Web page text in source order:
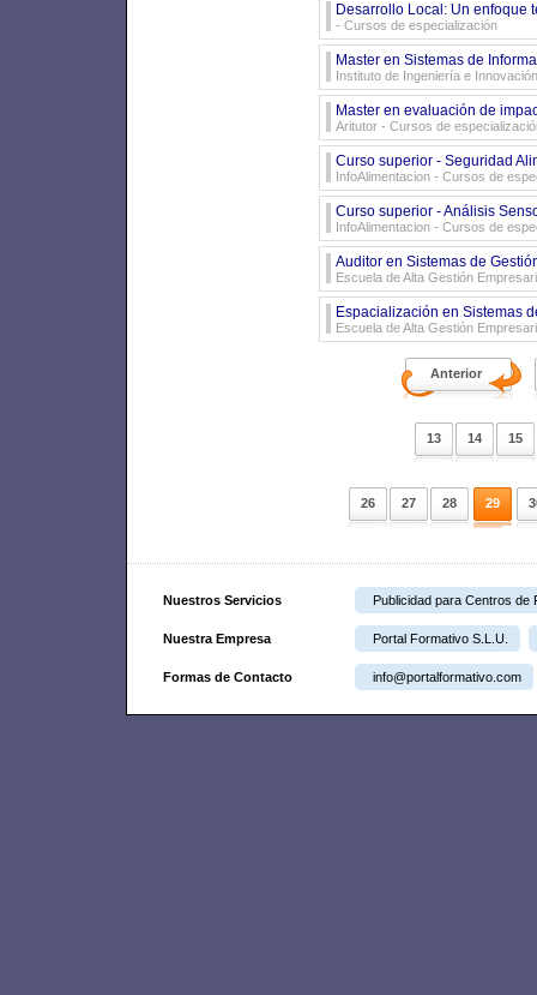
Desarrollo Local: Un enfoque
- Cursos de especialización
Master en Sistemas de
Instituto de Ingeniería e
Master en evaluación de
Aritutor - Cursos de
Curso superior - Seguridad
InfoAlimentacion - Cursos de
Curso superior - Análisis
InfoAlimentacion - Cursos de
Auditor en Sistemas de
Escuela de Alta Gestión
Espacialización en Sistemas
Escuela de Alta Gestión
Anterior
13 14 15
26 27 28 29
Nuestros Servicios Publicidad para Centros de
Nuestra Empresa Portal Formativo S.L.U.
Formas de Contacto info@portalformativo.com